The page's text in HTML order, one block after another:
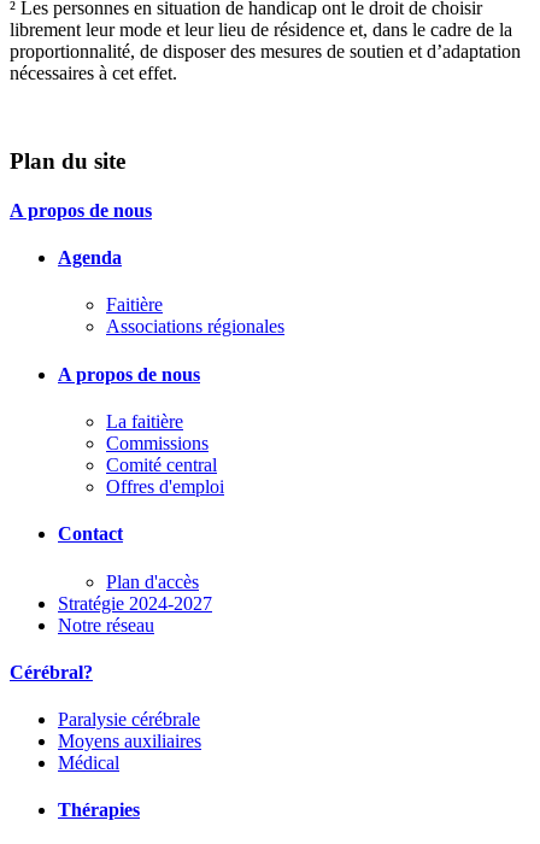
² Les personnes en situation de handicap ont le droit de choisir
librement leur mode et leur lieu de résidence et, dans le cadre de la
proportionnalité, de disposer des mesures de soutien et d’adaptation
nécessaires à cet effet.
Plan du site
A propos de nous
Agenda
Faitière
Associations régionales
A propos de nous
La faitière
Commissions
Comité central
Offres d'emploi
Contact
Plan d'accès
Stratégie 2024-2027
Notre réseau
Cérébral?
Paralysie cérébrale
Moyens auxiliaires
Médical
Thérapies